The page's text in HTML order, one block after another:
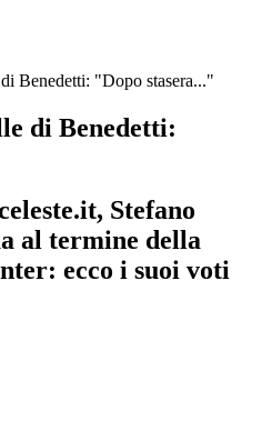
Benedetti: "Dopo stasera..."
di Benedetti:
Stefano
al termine della
ecco i suoi voti